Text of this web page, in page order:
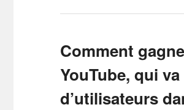
Comment
YouTube, qui
d’utilisateurs